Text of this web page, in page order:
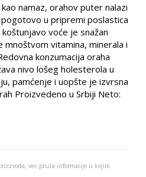
namaz, orahov puter nalazi
u pripremi poslastica
voće je snažan
vitamina, minerala i
konzumacija oraha
nivo lošeg holesterola u
pamćenje i uopšte je izvrsna
Proizvedeno u Srbiji Neto:
već pruža informacije u kojim